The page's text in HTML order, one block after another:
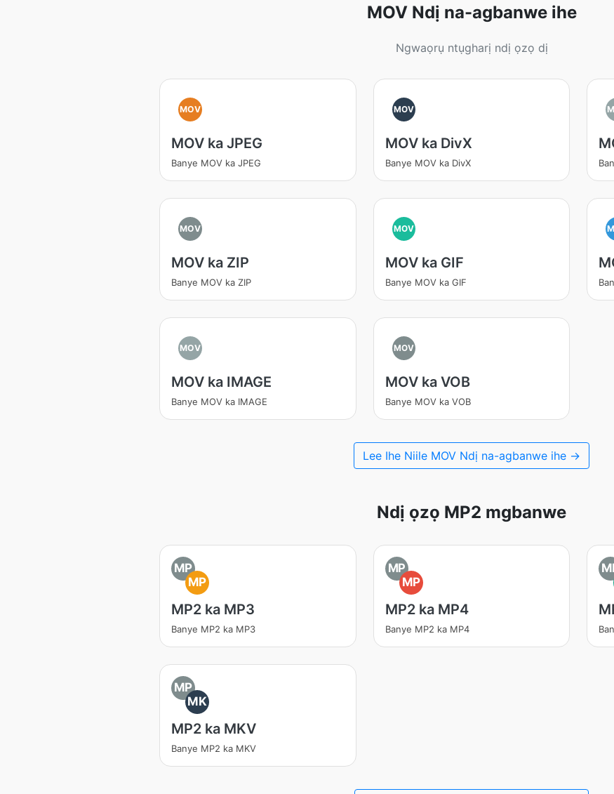
MOV Ndị na-agbanwe ihe
Ngwaọrụ ntụgharị ndị ọzọ dị
MOV
MOV ka JPEG
Banye MOV ka JPEG
MOV
MOV ka DivX
Banye MOV ka DivX
MOV
MOV ka ZIP
Banye MOV ka ZIP
MOV
MOV ka GIF
Banye MOV ka GIF
MOV
MOV ka IMAGE
Banye MOV ka IMAGE
MOV
MOV ka VOB
Banye MOV ka VOB
Lee Ihe Niile MOV Ndị na-agbanwe ihe →
Ndị ọzọ MP2 mgbanwe
MP
MP
MP2 ka MP3
Banye MP2 ka MP3
MP
MP
MP2 ka MP4
Banye MP2 ka MP4
MP
MK
MP2 ka MKV
Banye MP2 ka MKV